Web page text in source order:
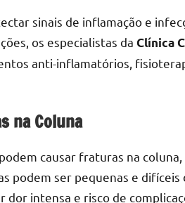
sinais de inflamação e
os especialistas da Clínica
anti-inflamatórios,
na Coluna
causar fraturas na
podem ser pequenas e
dor intensa e risco de